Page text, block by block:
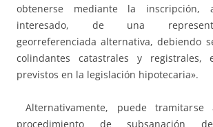
obtenerse mediante la inscripción,
interesado, de una
georreferenciada alternativa, debiendo
colindantes catastrales y registrales,
previstos en la legislación hipotecaria».
Alternativamente, puede
procedimiento de subsanación